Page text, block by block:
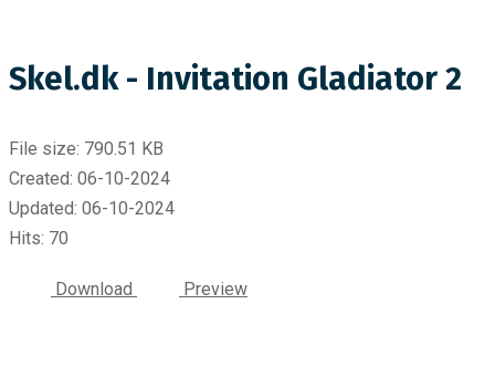
Skel.dk - Invitation Gladiator 2
File size: 790.51 KB
Created: 06-10-2024
Updated: 06-10-2024
Hits: 70
Download Preview